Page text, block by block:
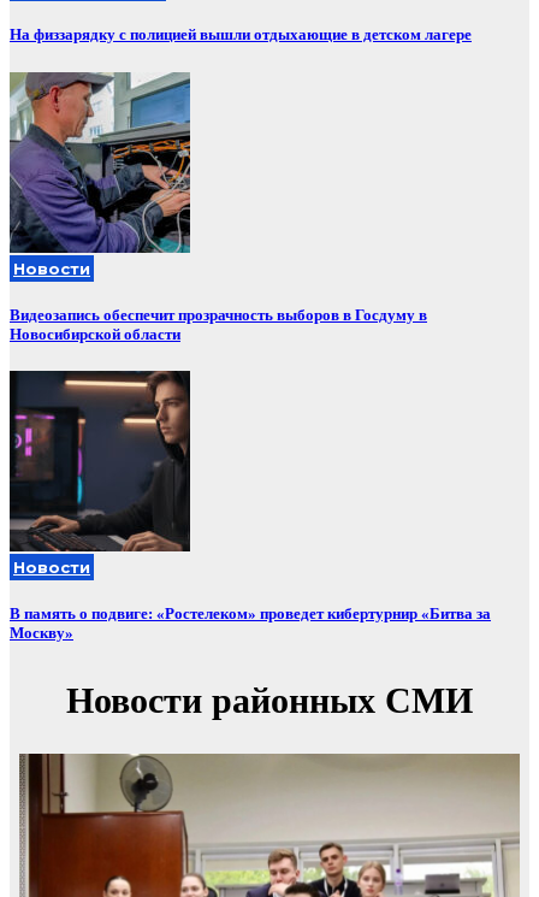
На физзарядку с полицией вышли отдыхающие в детском лагере
Новости
Видеозапись обеспечит прозрачность выборов в Госдуму в
Новосибирской области
Новости
В память о подвиге: «Ростелеком» проведет кибертурнир «Битва за
Москву»